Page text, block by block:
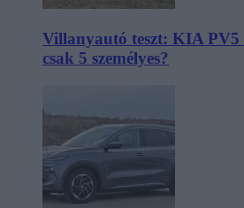
Villanyautó teszt: KIA PV5
csak 5 személyes?